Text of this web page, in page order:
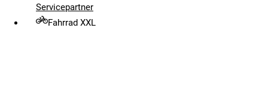
Servicepartner
Fahrrad XXL